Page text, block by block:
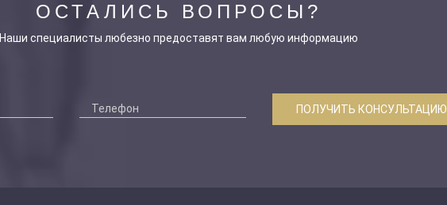
ОСТАЛИСЬ ВОПРОСЫ?
Наши специалисты любезно предоставят вам любую информацию
ПОЛУЧИТЬ КОНСУЛЬТАЦИЮ